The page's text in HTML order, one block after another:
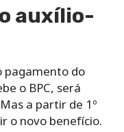
auxílio-
pagamento do
o BPC, será
a partir de 1º
o novo benefício.